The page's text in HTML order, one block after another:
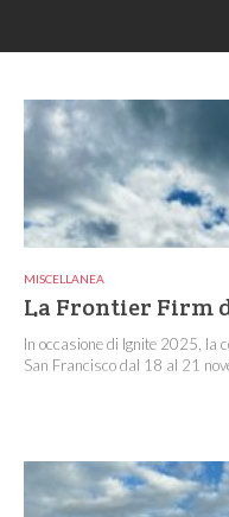
MISCELLANEA
La Frontier Firm
In occasione di Ignite 2025, la
San Francisco dal 18 al 21